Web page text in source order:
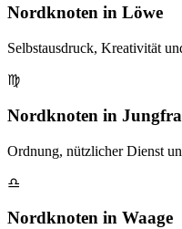
Nordknoten in Löwe
Selbstausdruck, Kreativität
♍
Nordknoten in
Ordnung, nützlicher Dienst
♎
Nordknoten in Waage